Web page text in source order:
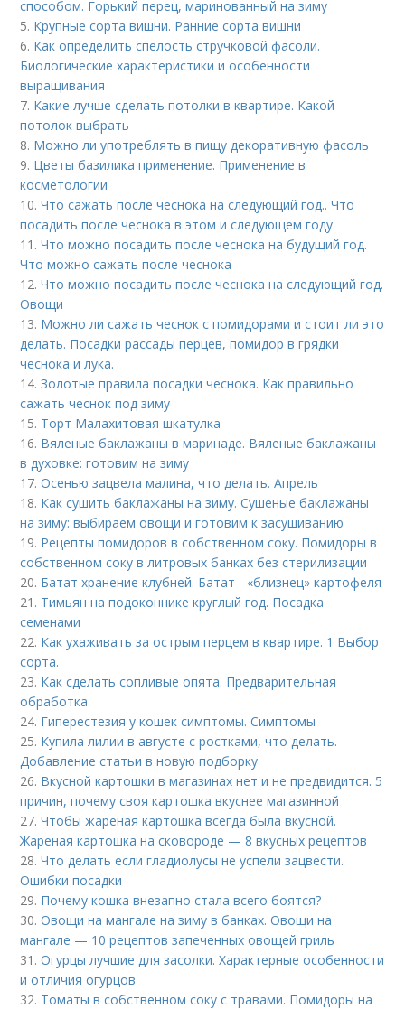
способом. Горький перец, маринованный на зиму
5. Крупные сорта вишни. Ранние сорта вишни
6. Как определить спелость стручковой фасоли.
Биологические характеристики и особенности
выращивания
7. Какие лучше сделать потолки в квартире. Какой
потолок выбрать
8. Можно ли употреблять в пищу декоративную фасоль
9. Цветы базилика применение. Применение в
косметологии
10.Что сажать после чеснока на следующий год.. Что
посадить после чеснока в этом и следующем году
11.Что можно посадить после чеснока на будущий год.
Что можно сажать после чеснока
12.Что можно посадить после чеснока на следующий год.
Овощи
13. Можно ли сажать чеснок с помидорами и стоит ли это
делать. Посадки рассады перцев, помидор в грядки
чеснока и лука.
14.Золотые правила посадки чеснока. Как правильно
сажать чеснок под зиму
15. Торт Малахитовая шкатулка
16. Вяленые баклажаны в маринаде. Вяленые баклажаны
в духовке: готовим на зиму
17.Осенью зацвела малина, что делать. Апрель
18. Как сушить баклажаны на зиму. Сушеные баклажаны
на зиму: выбираем овощи и готовим к засушиванию
19. Рецепты помидоров в собственном соку. Помидоры в
собственном соку в литровых банках без стерилизации
20. Батат хранение клубней. Батат - «близнец» картофеля
21. Тимьян на подоконнике круглый год. Посадка
семенами
22. Как ухаживать за острым перцем в квартире. 1 Выбор
сорта.
23. Как сделать сопливые опята. Предварительная
обработка
24. Гиперестезия у кошек симптомы. Симптомы
25. Купила лилии в августе с ростками, что делать.
Добавление статьи в новую подборку
26. Вкусной картошки в магазинах нет и не предвидится. 5
причин, почему своя картошка вкуснее магазинной
27.Чтобы жареная картошка всегда была вкусной.
Жареная картошка на сковороде — 8 вкусных рецептов
28.Что делать если гладиолусы не успели зацвести.
Ошибки посадки
29. Почему кошка внезапно стала всего боятся?
30.Овощи на мангале на зиму в банках. Овощи на
мангале — 10 рецептов запеченных овощей гриль
31.Огурцы лучшие для засолки. Характерные особенности
и отличия огурцов
32. Томаты в собственном соку с травами. Помидоры на